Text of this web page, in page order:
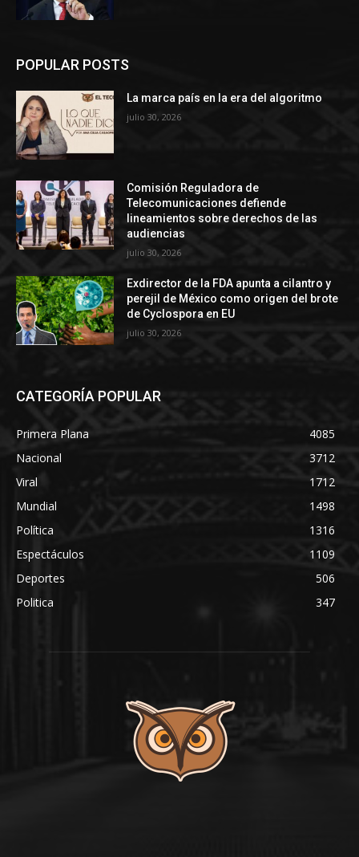
POPULAR POSTS
La marca país en la era del algoritmo
julio 30, 2026
Comisión Reguladora de
Telecomunicaciones defiende
lineamientos sobre derechos de las
audiencias
julio 30, 2026
Exdirector de la FDA apunta a cilantro y
perejil de México como origen del brote
de Cyclospora en EU
julio 30, 2026
CATEGORÍA POPULAR
Primera Plana
4085
Nacional
3712
Viral
1712
Mundial
1498
Política
1316
Espectáculos
1109
Deportes
506
Politica
347